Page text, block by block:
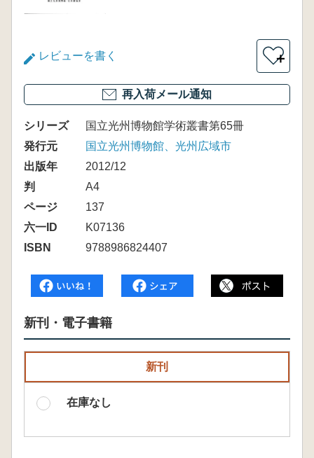
レビューを書く ＋
再入荷メール通知
シリーズ
国立光州博物館学術叢書第65冊
発行元
国立光州博物館、光州広域市
出版年
2012/12
判
A4
ページ
137
六一ID
K07136
ISBN
9788986824407
新刊・電子書籍
新刊
在庫なし